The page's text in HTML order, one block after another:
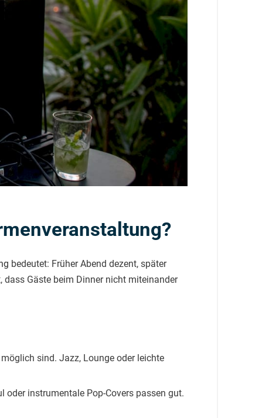
bedeutet: Früher Abend dezent, später
dass Gäste beim Dinner nicht miteinander
sind. Jazz, Lounge oder leichte
oder instrumentale Pop-Covers passen gut.